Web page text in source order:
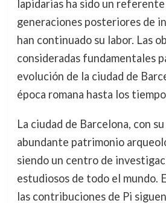
lapidarias ha sido un referente
generaciones posteriores de
han continuado su labor. Las
consideradas fundamentales
evolución de la ciudad de
época romana hasta los
La ciudad de Barcelona, con
abundante patrimonio
siendo un centro de
estudiosos de todo el mundo.
las contribuciones de Pi